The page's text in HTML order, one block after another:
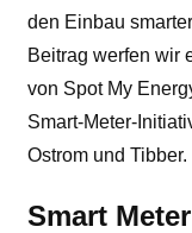
den Einbau
Beitrag werfen wir
von Spot My
Smart-Meter-
Ostrom und Tibber.
Smart